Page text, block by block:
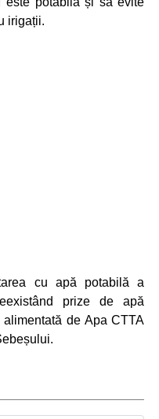
irigații.
cu apă potabilă a
prize de apă
de Apa CTTA